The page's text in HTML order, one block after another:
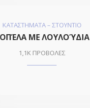
ΚΑΤΑΣΤΗΜΑΤΑ – ΣΤΟΥΝΤΙΟ
ΜΕ ΛΟΥΛΟΎΔΙΑ
1,1K ΠΡΟΒΟΛΕΣ